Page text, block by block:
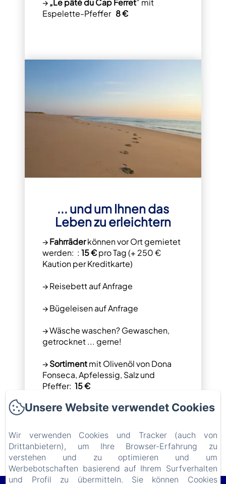
→„Le pâté du Cap Ferret” mit
Espelette-Pfeffer 8 €
... und um Ihnen das
Leben zu erleichtern
→Fahrräderkönnen vor Ort gemietet
werden: : 15 €pro Tag (+ 250 €
Kaution per Kreditkarte)
→ Reisebett auf Anfrage
→ Bügeleisen auf Anfrage
→ Wäsche waschen? Gewaschen,
getrocknet ... gerne!
→Sortimentmit Olivenöl von Dona
Fonseca, Apfelessig, Salz und
Pfeffer: 15 €
→ Zusätzlicher Reinigungsservice: 50
Unsere Website verwendet Cookies
Wir verwenden Cookies und Tracker (auch von
Drittanbietern), um Ihre Browser-Erfahrung zu
verstehen und zu optimieren und um
Werbebotschaften basierend auf Ihrem Surfverhalten
und Profil zu übermitteln. Sie können Cookies